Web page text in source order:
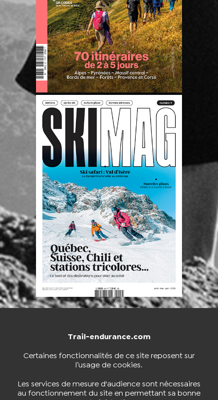
Trail-endurance.com
Certaines fonctionnalités de ce site reposent sur
l’usage de cookies.
Les services de mesure d'audience sont nécessaires
au fonctionnement du site en permettant sa bonne
NOUS CONTACTER BOUTIQUE